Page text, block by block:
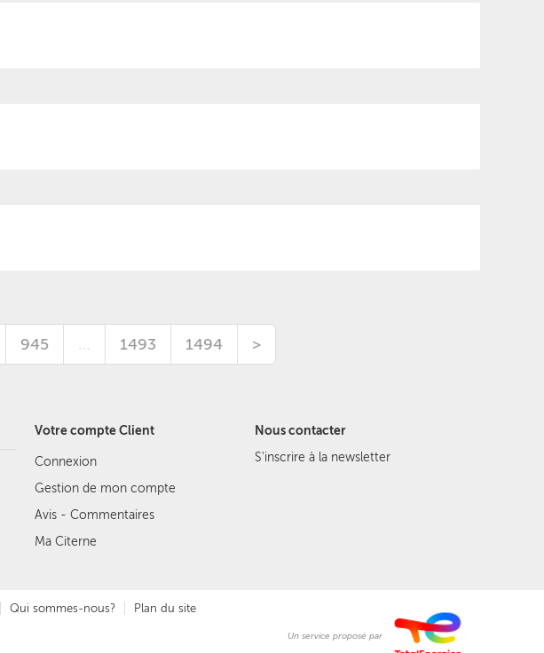
945 … 1493 1494 >
Votre compte Client
Connexion
Gestion de mon compte
Avis - Commentaires
Ma Citerne
Nous contacter
S'inscrire à la newsletter
Qui sommes-nous? Plan du site
Un service proposé par